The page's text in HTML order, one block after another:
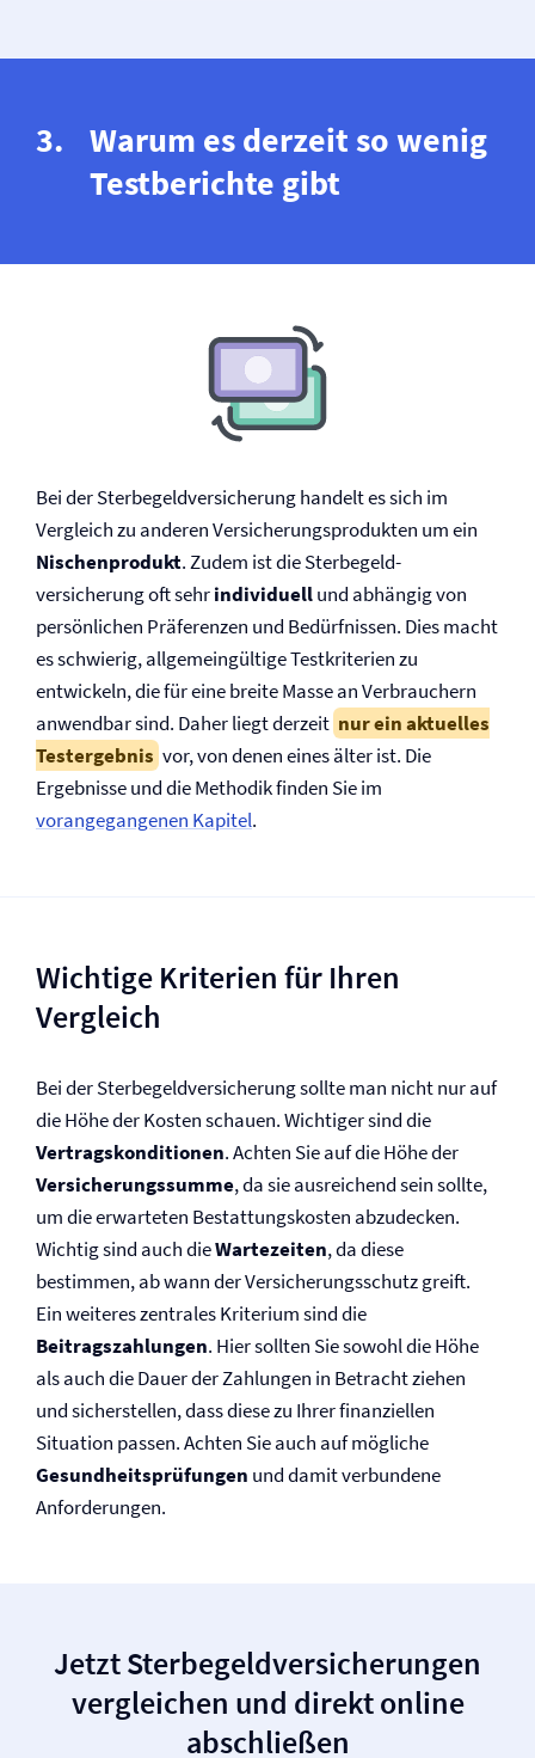
Warum es derzeit so wenig
Testberichte gibt
Bei der Sterbegeld­versicherung handelt es sich im
Vergleich zu anderen Versicherungsprodukten um ein
Nischenprodukt. Zudem ist die Sterbegeld­
versicherung oft sehrindividuellund abhängig von
persönlichen Präferenzen und Bedürfnissen. Dies macht
es schwierig, allgemeingültige Testkriterien zu
entwickeln, die für eine breite Masse an Verbrauchern
anwendbar sind. Daher liegt derzeit nur ein aktuelles
Testergebnis vor, von denen eines älter ist. Die
Ergebnisse und die Methodik finden Sie im
vorangegangenen Kapitel.
Wichtige Kriterien für Ihren
Vergleich
Bei der Sterbegeld­versicherung sollte man nicht nur auf
die Höhe der Kosten schauen. Wichtiger sind die
Vertragskonditionen. Achten Sie auf die Höhe der
Versicherungssumme, da sie ausreichend sein sollte,
um die erwarteten Bestattungskosten abzudecken.
Wichtig sind auch dieWartezeiten, da diese
bestimmen, ab wann der Versicherungsschutz greift.
Ein weiteres zentrales Kriterium sind die
Beitragszahlungen. Hier sollten Sie sowohl die Höhe
als auch die Dauer der Zahlungen in Betracht ziehen
und sicherstellen, dass diese zu Ihrer finanziellen
Situation passen. Achten Sie auch auf mögliche
Gesundheitsprüfungen und damit verbundene
Anforderungen.
Jetzt Sterbegeld­versicherungen
vergleichen und direkt online
abschließen